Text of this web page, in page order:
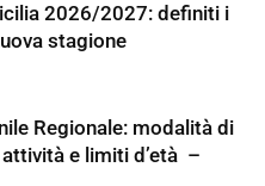
2026/2027: definiti i
stagione
Regionale: modalità di
e limiti d’età –